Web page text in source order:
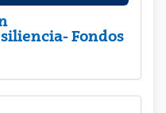
Fondos